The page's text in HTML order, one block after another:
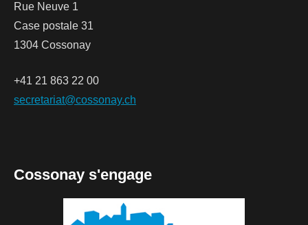
Rue Neuve 1
Case postale 31
1304 Cossonay
+41 21 863 22 00
secretariat@cossonay.ch
Cossonay s'engage